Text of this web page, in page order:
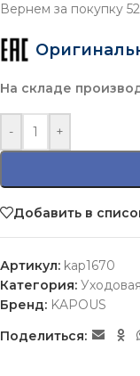
Вернем за покупку
На складе
- +
Добавить в
Артикул: kap1670
Категория:
Бренд: KAPOUS
Поделиться: